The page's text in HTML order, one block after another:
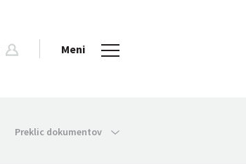
Meni
Preklic dokumentov